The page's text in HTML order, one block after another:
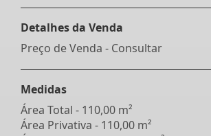
Detalhes da Venda
Preço de Venda - Consultar
Medidas
Área Total - 110,00 m²
Área Privativa - 110,00 m²